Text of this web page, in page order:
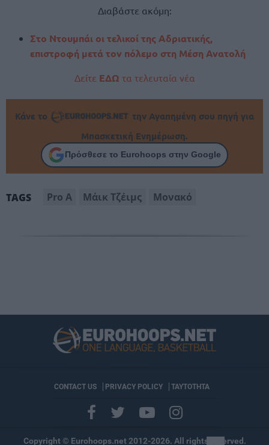
Διαβάστε ακόμη:
Στο Ντουμπάι οι τελικοί της Αδριατικής,
επιστροφή μετά τον πόλεμο στη Μέση Ανατολή
Δείτε ΕΔΩ τα τελευταία νέα
Κάνε το
την Αγαπημένη σου πηγή για
Μπασκετική Ενημέρωση.
Πρόσθεσε το Eurohoops στην Google
TAGS Pro A Μάικ Τζέιμς Μονακό
CONTACT US PRIVACY POLICY ΤΑΥΤΟΤΗΤΑ
Copyright © Eurohoops.net 2012-2026. All rights reserved.